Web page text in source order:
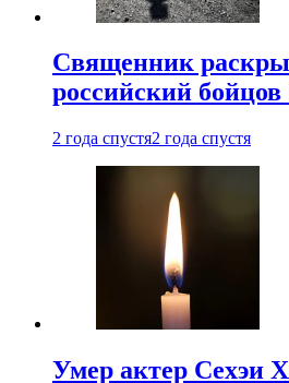
Священник
российский
2 года спустя2 года спустя
Умер актер Сехэи